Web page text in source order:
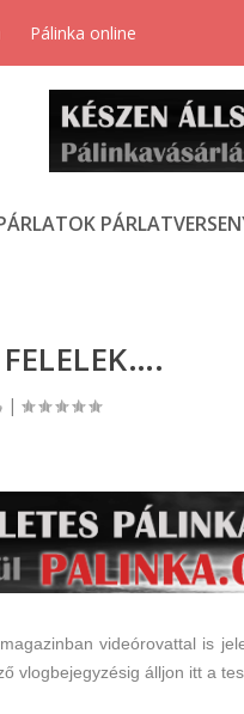
Pálinka online
|
magazinban videórovattal is
vlogbejegyzésig álljon itt a